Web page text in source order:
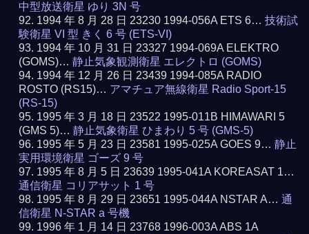
中型放送衛星 ゆり 3N 号
1994 年 8 月 28 日 23230 1994-056A ETS 6…技術試
験衛星 VI 型 きく 6 号 (ETS-VI)
1994 年 10 月 31 日 23327 1994-069A ELEKTRO
(GOMS)…静止気象観測衛星 エレクトロ (GOMS)
1994 年 12 月 26 日 23439 1994-085A RADIO
ROSTO (RS15)… アマチュア無線衛星 Radio Sport-15
(RS-15)
1995 年 3 月 18 日 23522 1995-011B HIMAWARI 5
(GMS 5)…静止気象衛星 ひまわり 5 号 (GMS-5)
1995 年 5 月 23 日 23581 1995-025A GOES 9…静止
実用環境衛星 ゴーズ 9 号
1995 年 8 月 5 日 23639 1995-041A KOREASAT 1…
通信衛星 コリアサット 1 号
1995 年 8 月 29 日 23651 1995-044A NSTAR A…通
信衛星 N-STAR a 号機
1996 年 1 月 14 日 23768 1996-003A ABS 1A